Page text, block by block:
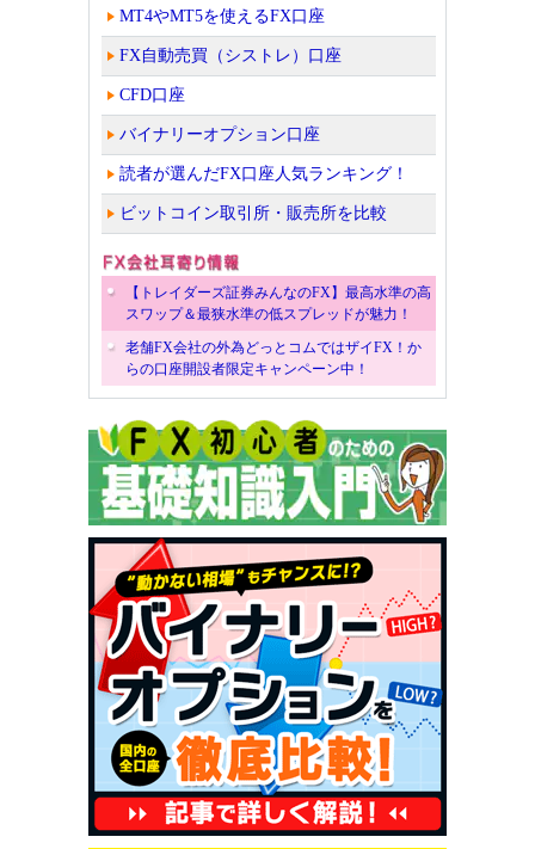
MT4やMT5を使えるFX口座
FX自動売買（シストレ）口座
CFD口座
バイナリーオプション口座
読者が選んだFX口座人気ランキング！
ビットコイン取引所・販売所を比較
【トレイダーズ証券みんなのFX】最高水準の高
スワップ＆最狭水準の低スプレッドが魅力！
老舗FX会社の外為どっとコムではザイFX！か
らの口座開設者限定キャンペーン中！